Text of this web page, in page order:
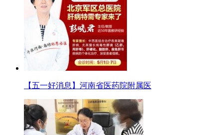
【五一好消息】河南省医药院附属医